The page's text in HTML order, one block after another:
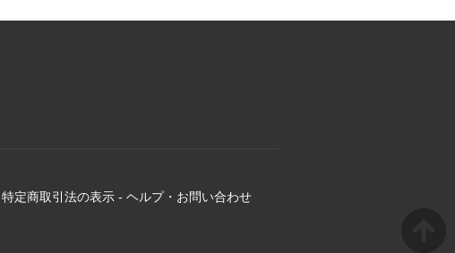
特定商取引法の表示 - ヘルプ・お問い合わせ